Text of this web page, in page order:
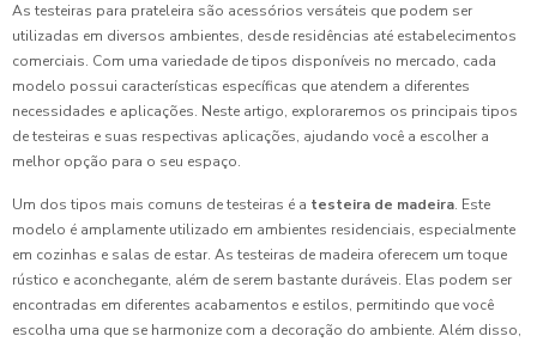
As testeiras para prateleira são acessórios versáteis que podem ser
utilizadas em diversos ambientes, desde residências até estabelecimentos
comerciais. Com uma variedade de tipos disponíveis no mercado, cada
modelo possui características específicas que atendem a diferentes
necessidades e aplicações. Neste artigo, exploraremos os principais tipos
de testeiras e suas respectivas aplicações, ajudando você a escolher a
melhor opção para o seu espaço.
Um dos tipos mais comuns de testeiras é a testeira de madeira. Este
modelo é amplamente utilizado em ambientes residenciais, especialmente
em cozinhas e salas de estar. As testeiras de madeira oferecem um toque
rústico e aconchegante, além de serem bastante duráveis. Elas podem ser
encontradas em diferentes acabamentos e estilos, permitindo que você
escolha uma que se harmonize com a decoração do ambiente. Além disso,